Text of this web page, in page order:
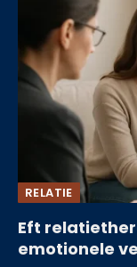
RELATIE
Eft
emotionele